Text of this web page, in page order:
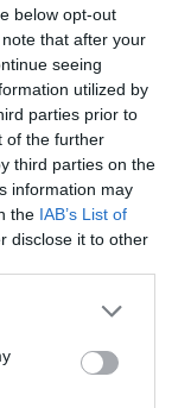
below opt-out
that after your
seeing
utilized by
parties prior to
of the further
third parties on the
information may
the IAB’s List of
disclose it to other
or more Google
You may click to
party tags to
El
Gema